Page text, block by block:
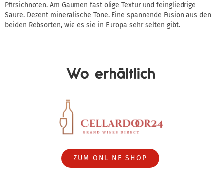
Pfirsichnoten. Am Gaumen fast ölige Textur und feingliedrige
Säure. Dezent mineralische Töne. Eine spannende Fusion aus den
beiden Rebsorten, wie es sie in Europa sehr selten gibt.
Wo erhältlich
ZUM ONLINE SHOP